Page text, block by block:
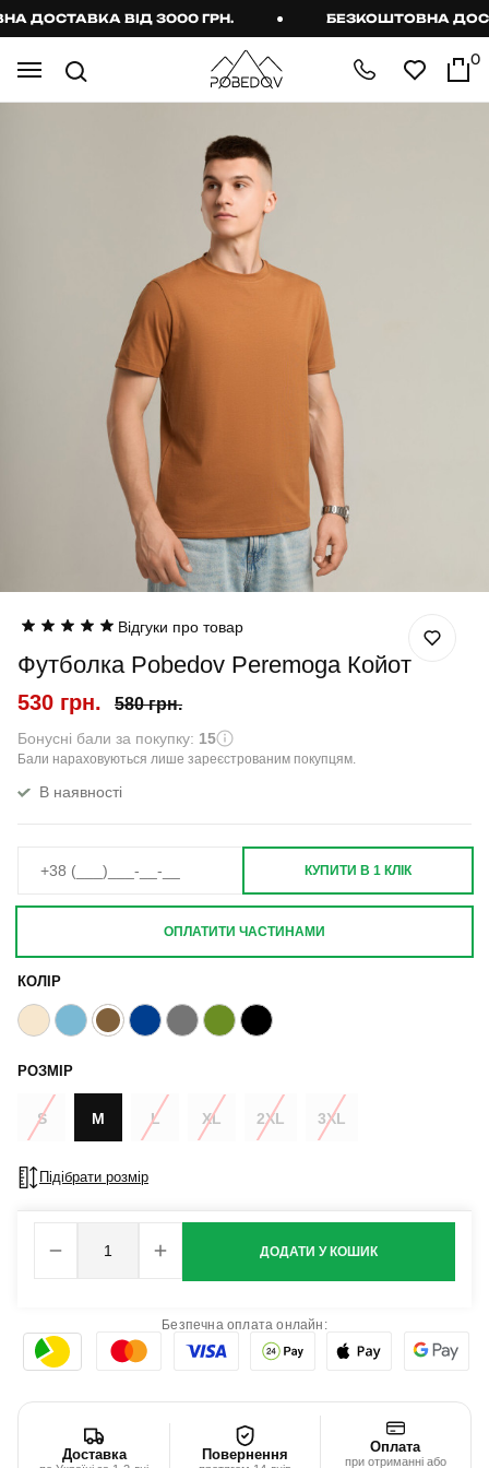
ВІД 3000 ГРН. БЕЗКОШТОВНА
0
Відгуки про товар
Футболка Pobedov Peremoga Койот
530 грн. 580 грн.
Бонусні бали за покупку: 15
Бали нараховуються лише зареєстрованим покупцям.
В наявності
КОЛІР
РОЗМІР
S M L XL 2XL 3XL
Підібрати розмір
ДОДАТИ У КОШИК
КУПИТИ В 1 КЛІК
ОПЛАТИТИ ЧАСТИНАМИ
Безпечна оплата онлайн:
Доставка Повернення Оплата
при отриманні або